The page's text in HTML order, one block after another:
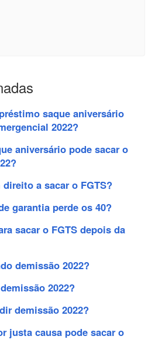
saque aniversário
2022?
aniversário pode sacar o
a sacar o FGTS?
garantia perde os 40?
sacar o FGTS depois da
demissão 2022?
2022?
demissão 2022?
justa causa pode sacar o